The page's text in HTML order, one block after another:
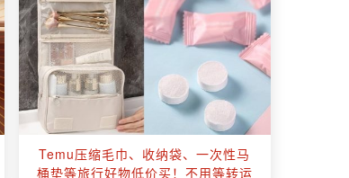
Temu压缩毛巾、收纳袋、一次性马
桶垫等旅行好物低价买！不用等转运